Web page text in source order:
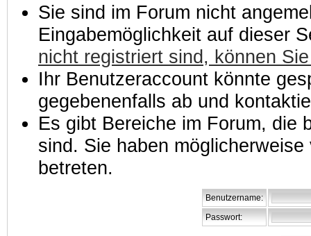
Sie sind im Forum nicht
Eingabemöglichkeit auf dieser
nicht registriert sind, können
Ihr Benutzeraccount könnte
gegebenenfalls ab und
Es gibt Bereiche im Forum, die
sind. Sie haben
betreten.
Benutzername:
Passwort: